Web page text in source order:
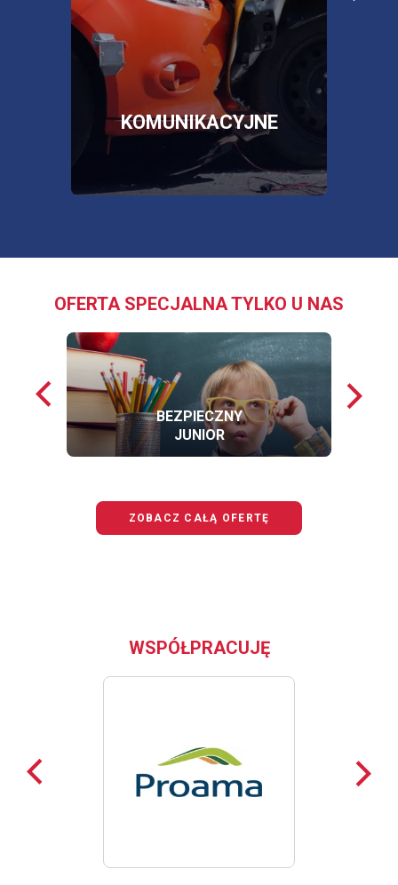
KOMUNIKACYJNE
SKLEP
OTWORZY
SIĘ
W
NOWEJ
KARCIE
OFERTA SPECJALNA TYLKO U NAS
Poprzednie
loga
BEZPIECZNY
JUNIOR
loga
ZOBACZ CAŁĄ OFERTĘ
WSPÓŁPRACUJĘ
Poprzednie
loga
loga